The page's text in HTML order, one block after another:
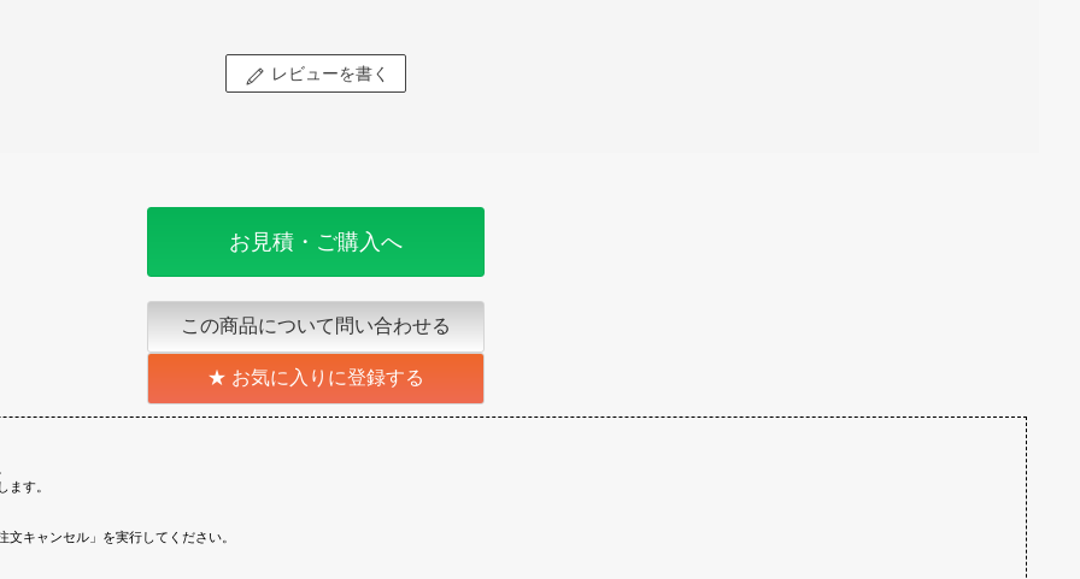
レビューを書く
お見積・ご購入へ
この商品について問い合わせる
お気に入りに登録する
す。
キャンセル」を実行してください。